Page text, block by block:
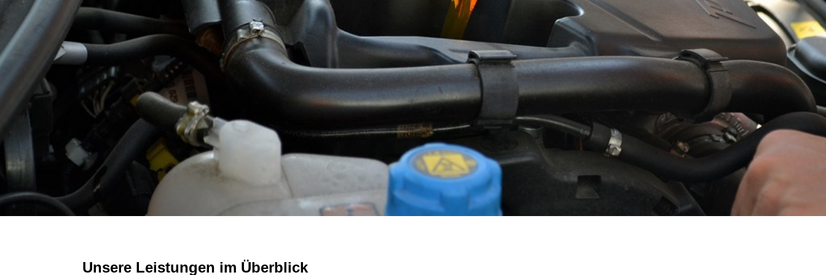
Unsere Leistungen im Überblick